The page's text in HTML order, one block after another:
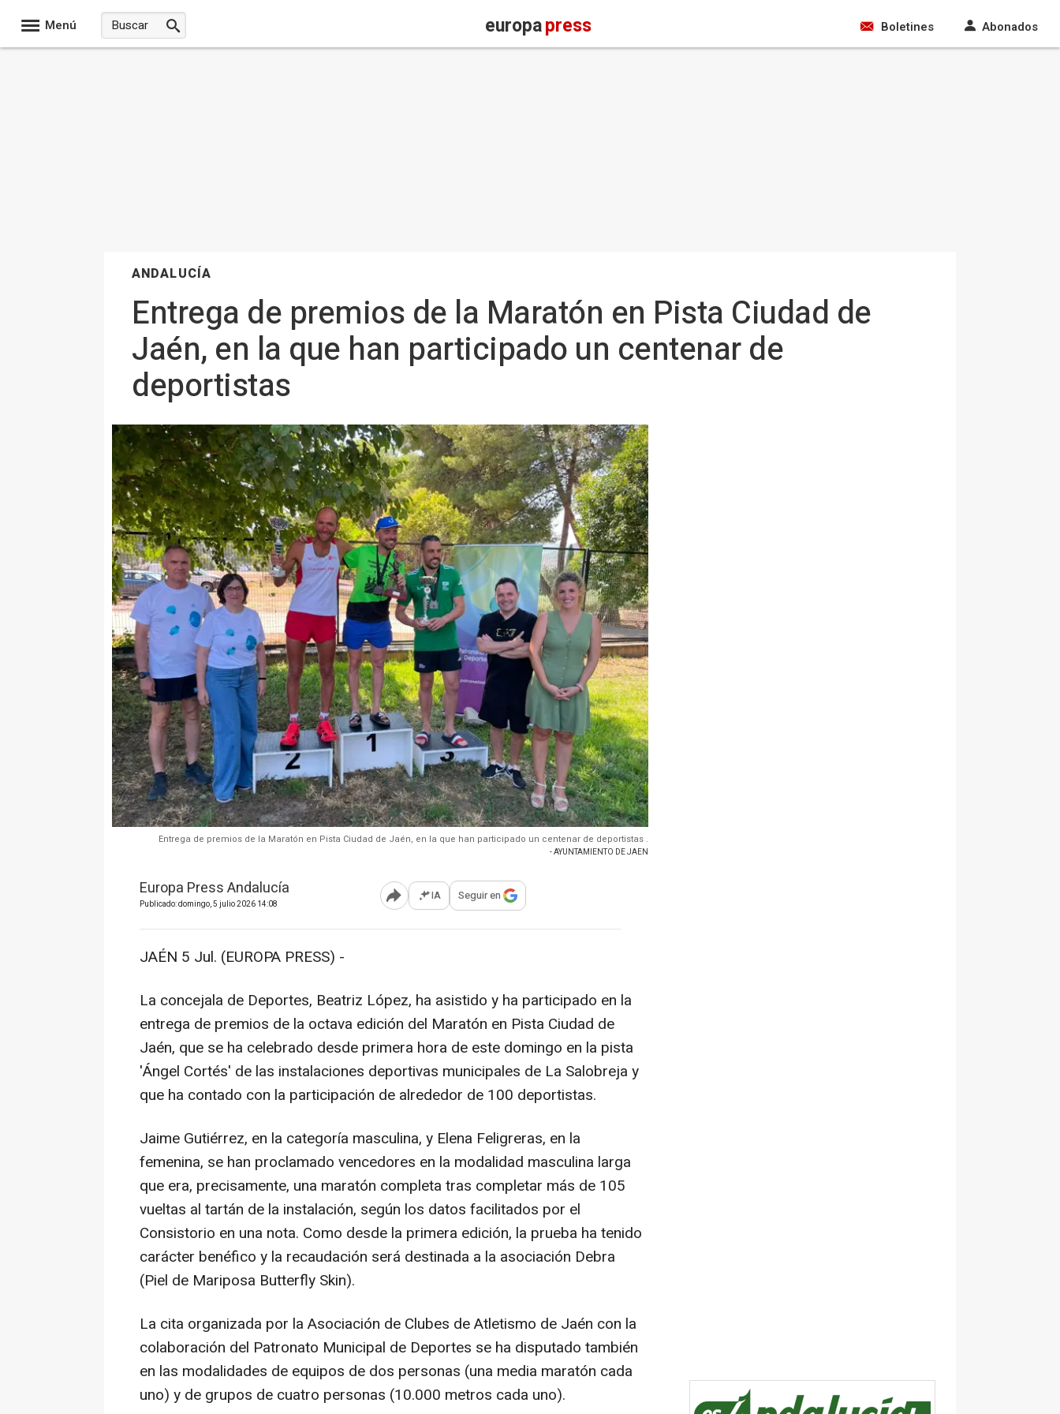
Menú europapress Boletines Abonados
ANDALUCÍA
Entrega de premios de la Maratón en Pista Ciudad de
Jaén, en la que han participado un centenar de
deportistas
Entrega de premios de la Maratón en Pista Ciudad de Jaén, en la que han participado un centenar de deportistas .
- AYUNTAMIENTO DE JAEN
Europa Press Andalucía
Publicado: domingo, 5 julio 2026 14:08 Abrir opciones para compartir
IA Seguir en
JAÉN 5 Jul. (EUROPA PRESS) -
La concejala de Deportes, Beatriz López, ha asistido y ha participado en la
entrega de premios de la octava edición del Maratón en Pista Ciudad de
Jaén, que se ha celebrado desde primera hora de este domingo en la pista
'Ángel Cortés' de las instalaciones deportivas municipales de La Salobreja y
que ha contado con la participación de alrededor de 100 deportistas.
Jaime Gutiérrez, en la categoría masculina, y Elena Feligreras, en la
femenina, se han proclamado vencedores en la modalidad masculina larga
que era, precisamente, una maratón completa tras completar más de 105
vueltas al tartán de la instalación, según los datos facilitados por el
Consistorio en una nota. Como desde la primera edición, la prueba ha tenido
carácter benéfico y la recaudación será destinada a la asociación Debra
(Piel de Mariposa Butterfly Skin).
La cita organizada por la Asociación de Clubes de Atletismo de Jaén con la
colaboración del Patronato Municipal de Deportes se ha disputado también
en las modalidades de equipos de dos personas (una media maratón cada
uno) y de grupos de cuatro personas (10.000 metros cada uno).